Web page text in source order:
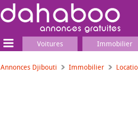
Voitures Immobilier
Annonces Djibouti Immobilier